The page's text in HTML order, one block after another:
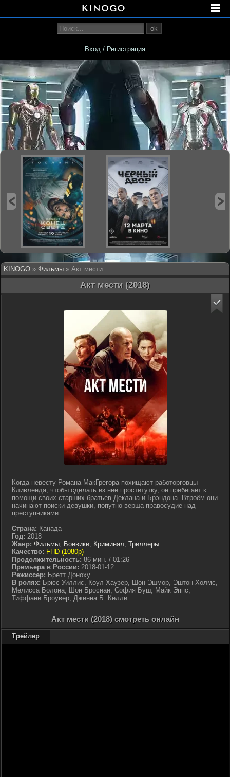
KINOGO » Фильмы » Акт мести
Акт мести (2018)
Когда невесту Романа МакГрегора похищают работорговцы
Кливленда, чтобы сделать из неё проститутку, он прибегает к
помощи своих старших братьев Деклана и Брэндона. Втроём они
начинают поиски девушки, попутно верша правосудие над
преступниками.
Страна: Канада
Год: 2018
Жанр: Фильмы, Боевики, Криминал, Триллеры
Качество: FHD (1080p)
Продолжительность: 86 мин. / 01:26
Премьера в России: 2018-01-12
Режиссер: Бретт Доноху
В ролях: Брюс Уиллис, Коул Хаузер, Шон Эшмор, Эштон Холмс,
Мелисса Болона, Шон Броснан, София Буш, Майк Эппс,
Тиффани Броувер, Дженна Б. Келли
Акт мести (2018) смотреть онлайн
Трейлер
ok
Вход / Регистрация